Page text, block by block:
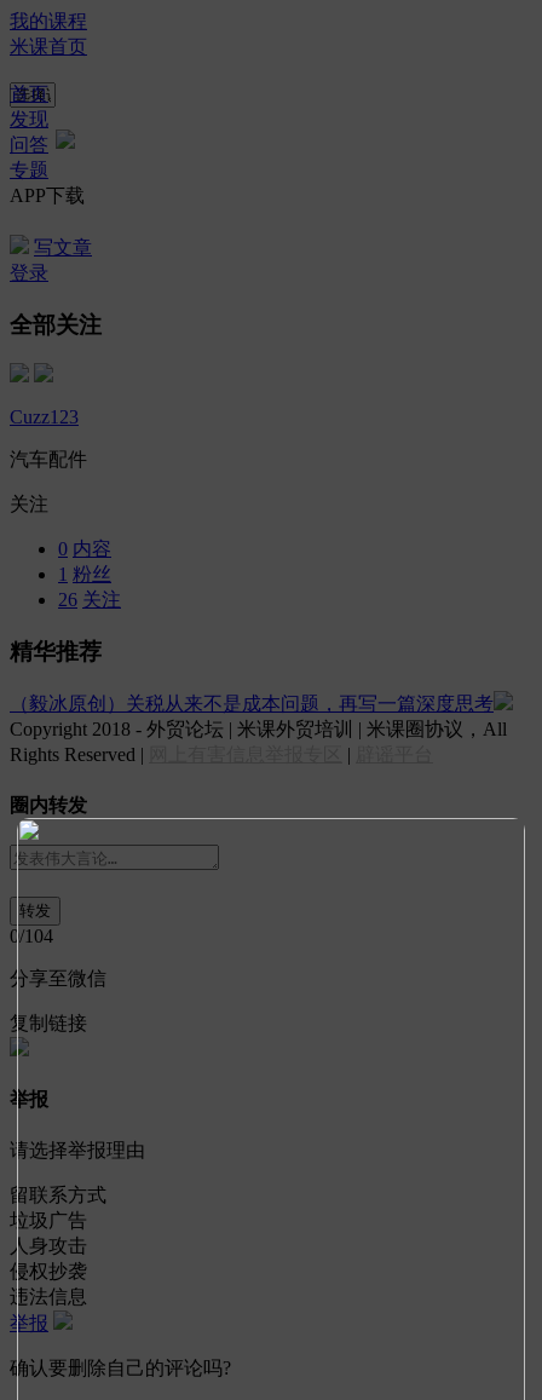
我的课程
米课首页
首页
发现
问答
专题
APP下载
写文章
登录
全部关注
Cuzz123
汽车配件
关注
0 内容
1 粉丝
26 关注
精华推荐
（毅冰原创）关税从来不是成本问题，再写一篇深度思考
Copyright 2018 - 外贸论坛 | 米课外贸培训 | 米课圈协议，All
Rights Reserved |
|
圈内转发
0/104
分享至微信
复制链接
举报
请选择举报理由
留联系方式
垃圾广告
人身攻击
侵权抄袭
违法信息
举报
确认要删除自己的评论吗?